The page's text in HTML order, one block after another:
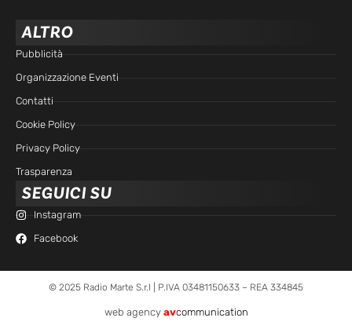
ALTRO
Pubblicità
Organizzazione Eventi
Contatti
Cookie Policy
Privacy Policy
Trasparenza
SEGUICI SU
Instagram
Facebook
© 2025 Radio Marte S.r.l | P.IVA 03481150633 – REA 334845
web agency avcommunication